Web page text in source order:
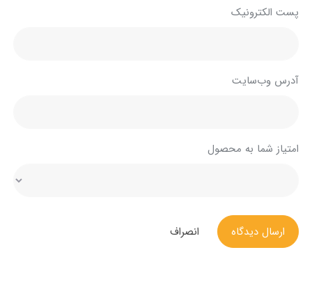
پست الکترونیک
آدرس وب‌سایت
امتیاز شما به محصول
ارسال دیدگاه انصراف